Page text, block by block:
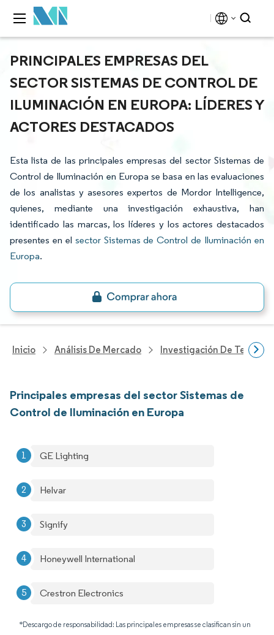
PRINCIPALES EMPRESAS DEL
SECTOR SISTEMAS DE CONTROL DE
ILUMINACIÓN EN EUROPA: LÍDERES Y
ACTORES DESTACADOS
Esta lista de las principales empresas del sector Sistemas de
Control de Iluminación en Europa se basa en las evaluaciones
de los analistas y asesores expertos de Mordor Intelligence,
quienes, mediante una investigación exhaustiva, han
identificado las marcas, los líderes y los actores destacados
presentes en el sector Sistemas de Control de Iluminación en
Europa.
Inicio Análisis De Mercado Investigación De
Principales empresas del sector Sistemas de
Control de Iluminación en Europa
GE Lighting
Helvar
Signify
Honeywell International
Crestron Electronics
*Descargo de responsabilidad: Las principales empresas se clasifican sin un